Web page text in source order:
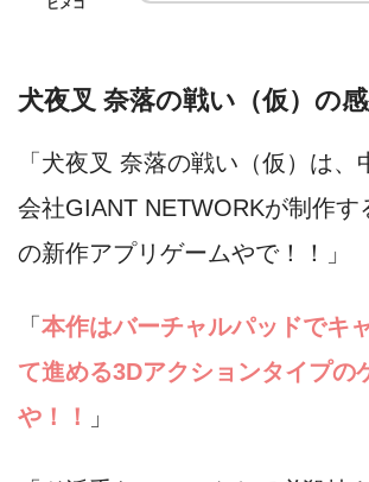
ヒメコ
犬夜叉 奈落の戦い（仮）の
「犬夜叉 奈落の戦い（仮）は、
会社GIANT NETWORKが制作す
の新作アプリゲームやで！！」
「本作はバーチャルパッドでキ
て進める3Dアクションタイプの
や！！
」